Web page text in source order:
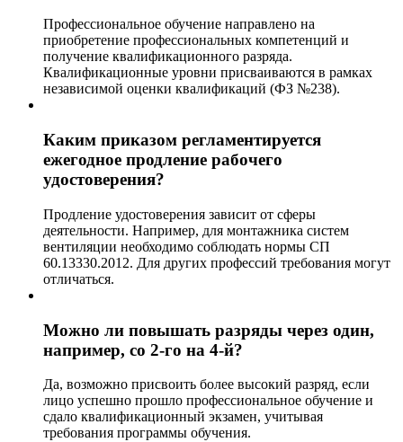
Профессиональное обучение направлено на
приобретение профессиональных компетенций и
получение квалификационного разряда.
Квалификационные уровни присваиваются в рамках
независимой оценки квалификаций (ФЗ №238).
Каким приказом регламентируется
ежегодное продление рабочего
удостоверения?
Продление удостоверения зависит от сферы
деятельности. Например, для монтажника систем
вентиляции необходимо соблюдать нормы СП
60.13330.2012. Для других профессий требования могут
отличаться.
Можно ли повышать разряды через один,
например, со 2-го на 4-й?
Да, возможно присвоить более высокий разряд, если
лицо успешно прошло профессиональное обучение и
сдало квалификационный экзамен, учитывая
требования программы обучения.